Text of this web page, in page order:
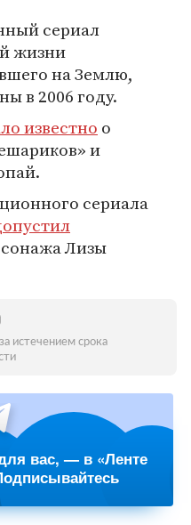
сериал
жизни
на Землю,
в 2006 году.
известно о
и
сериала
Лизы
истечением срока
вас, — в «Ленте